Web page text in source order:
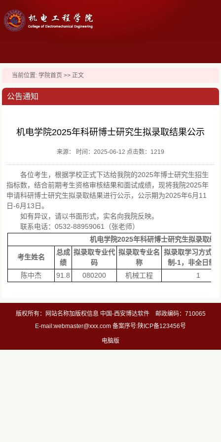
当前位置:学院首页 >> 正文
公告通知
机电学院2025年科研博士研究生拟录取结果公示
来源： 时间：2025-06-12 点击数： 1219
各位考生，根据学校正式下达给我院的2025年博士研究生招生
指标数，结合前期考生资格审核结果和面试成绩，现将我院2025年
申请科研博士研究生拟录取结果进行公示，公示期为2025年6月11
日-6月13日。
如有异议，请以书面形式，实名向我院反映。
联系电话：0532-88959061（张老师）
机电学院2025年科研博士研究生拟录取结
考生姓名
总成
绩
拟录取专业代
码
拟录取专业名
称
拟录取学习方式（
制-1，非全日制
陈中杰
91.8 080200 机械工程 1
版权所有：网站名称加版权信息 中国-西安博达软件 邮政编码：710065
E-mail:webmaster@xxx.com 备案序号:陕ICP备123456号
电脑版